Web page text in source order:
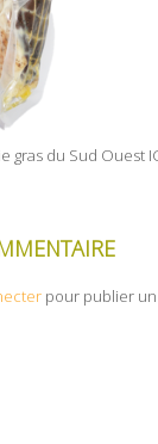
gras du Sud
pour publier